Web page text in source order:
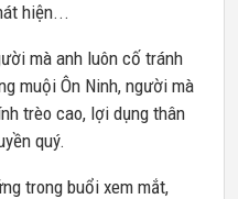
hiện...
mà anh luôn cố tránh
muội Ôn Ninh, người mà
trèo cao, lợi dụng thân
quý.
trong buổi xem mắt,